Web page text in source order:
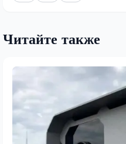
Читайте также